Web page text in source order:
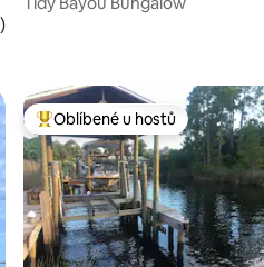
4,79 z 5, 238 hodnocení
Nejlepší v kategorii Oblíbené u
Oblíbené u hostů